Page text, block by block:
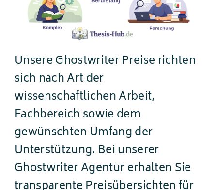
Unsere Ghostwriter Preise richten
sich nach Art der
wissenschaftlichen Arbeit,
Fachbereich sowie dem
gewünschten Umfang der
Unterstützung. Bei unserer
Ghostwriter Agentur erhalten Sie